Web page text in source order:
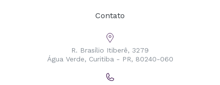
Contato
R. Brasílio Itiberê, 3279
Água Verde, Curitiba - PR, 80240-060